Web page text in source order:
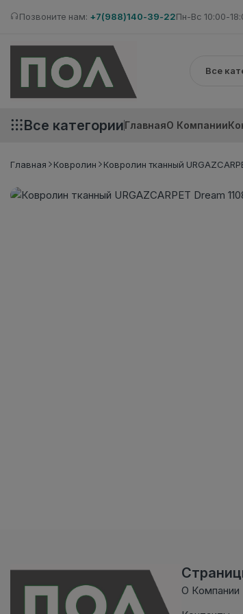
Позвоните нам: +7(988)140-39-22Пн-Вс 10:00-
Все категорииГлавнаяО Компании
Главная Ковролин Ковролин тканный
О Компании